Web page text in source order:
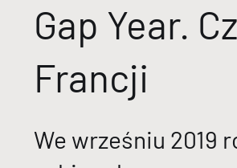
Gap Year.
Francji
We wrześniu 2019